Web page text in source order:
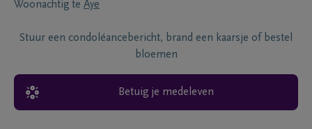
Woonachtig te Aye
Stuur een condoléancebericht, brand een kaarsje of bestel
bloemen
Betuig je medeleven